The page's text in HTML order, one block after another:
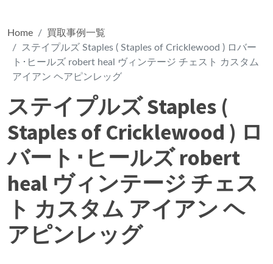
Home
買取事例一覧
ステイプルズ Staples ( Staples of Cricklewood ) ロバー
ト･ヒールズ robert heal ヴィンテージ チェスト カスタム
アイアン ヘアピンレッグ
ステイプルズ Staples (
Staples of Cricklewood ) ロ
バート･ヒールズ robert
heal ヴィンテージ チェス
ト カスタム アイアン ヘ
アピンレッグ